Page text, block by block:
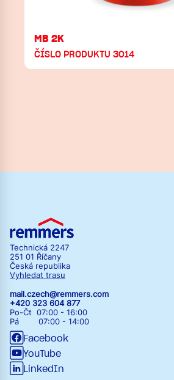
MB 2K
ČÍSLO PRODUKTU 3014
Technická 2247
251 01 Říčany
Česká republika
Vyhledat trasu
mail.czech@remmers.com
+420 323 604 877
Po-Čt 07:00 - 16:00
Pá 07:00 - 14:00
Facebook
YouTube
LinkedIn